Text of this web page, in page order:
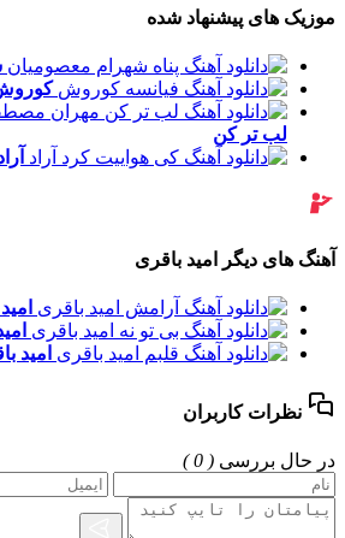
موزیک های پیشنهاد شده
لب تر کن
آهنگ های دیگر امید باقری
امید
نظرات کاربران
در حال بررسی ( 0 )